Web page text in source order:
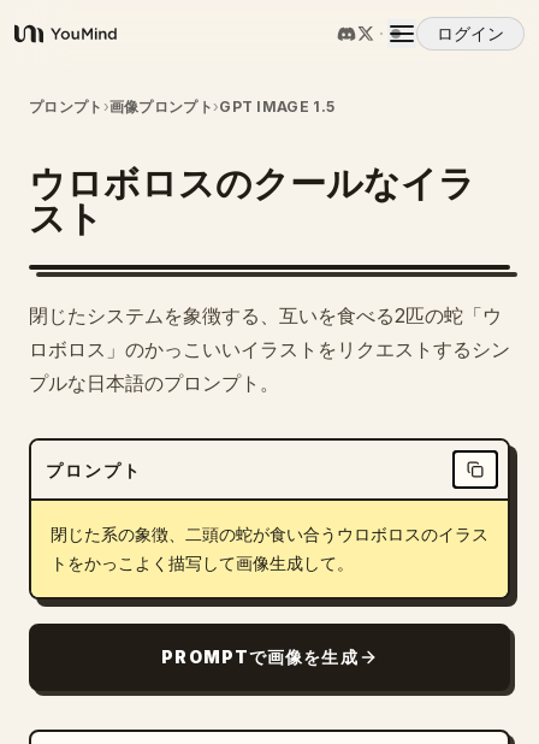
YouMind
ログイン
概要
ユースケース
スキル
プロンプト
ダウンロード
ブログ
プロンプト ›画像プロンプト ›GPT IMAGE 1.5
ウロボロスのクールなイラ
スト
閉じたシステムを象徴する、互いを食べる2匹の蛇「ウ
ロボロス」のかっこいいイラストをリクエストするシン
プルな日本語のプロンプト。
プロンプト
閉じた系の象徴、二頭の蛇が食い合うウロボロスのイラス
トをかっこよく描写して画像生成して。
PROMPTで画像を生成